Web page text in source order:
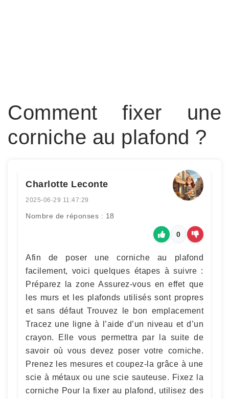
Comment fixer une
corniche au plafond ?
Charlotte Leconte
2025-06-29 11:47:29
Nombre de réponses : 18
0
Afin de poser une corniche au plafond
facilement, voici quelques étapes à suivre :
Préparez la zone Assurez-vous en effet que
les murs et les plafonds utilisés sont propres
et sans défaut Trouvez le bon emplacement
Tracez une ligne à l’aide d’un niveau et d’un
crayon. Elle vous permettra par la suite de
savoir où vous devez poser votre corniche.
Prenez les mesures et coupez-la grâce à une
scie à métaux ou une scie sauteuse. Fixez la
corniche Pour la fixer au plafond, utilisez des